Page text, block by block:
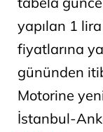
yapılan 1
fiyatlarına
gününden
Motorine
İstanbul-